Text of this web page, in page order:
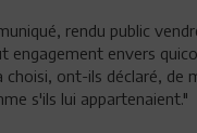
rendu public
engagement envers
choisi, ont-ils déclaré, de
s'ils lui appartenaient."